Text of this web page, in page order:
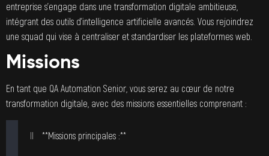
entreprise s’engage dans une transformation digitale ambitieuse,
intégrant des outils d’intelligence artificielle avancés. Vous rejoindrez
une squad qui vise à centraliser et standardiser les plateformes web.
Missions
En tant que QA Automation Senior, vous serez au cœur de notre
transformation digitale, avec des missions essentielles comprenant :
**Missions principales :**